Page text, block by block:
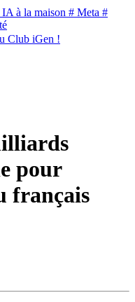
à la maison # Meta #
Club iGen !
pour
français